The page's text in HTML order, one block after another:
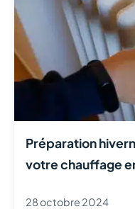
Préparation
votre chauffage
28 octobre 2024